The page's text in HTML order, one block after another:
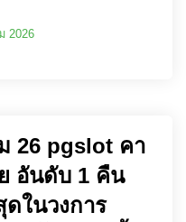
2026
26 pgslot คา
อันดับ 1 คืน
ดในวงการ